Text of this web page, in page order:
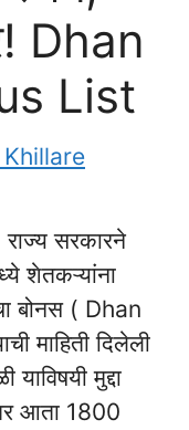
Dhan
List
सरकारने
शेतकऱ्यांना
बोनस ( Dhan
माहिती दिलेली
मुद्दा
आता 1800